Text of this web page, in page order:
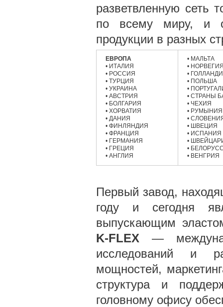
разветвленную сеть
по всему миру, и
продукции в разных
ЕВРОПА
• ИТАЛИЯ
• РОССИЯ
• ТУРЦИЯ
• УКРАИНА
• АВСТРИЯ
• БОЛГАРИЯ
• ХОРВАТИЯ
• ДАНИЯ
• ФИНЛЯНДИЯ
• ФРАНЦИЯ
• ГЕРМАНИЯ
• ГРЕЦИЯ
• АНГЛИЯ
• МАЛЬТА
•
•
• ПОЛЬША
•
• СТРАНЫ
• ЧЕХИЯ
• РУМЫНИЯ
•
• ШВЕЦИЯ
• ИСПАНИЯ
•
•
• ВЕНГРИЯ
Первый завод,
году и сегодня
выпускающим
K-FLEX —
исследований и
мощностей,
структура и
головному офису